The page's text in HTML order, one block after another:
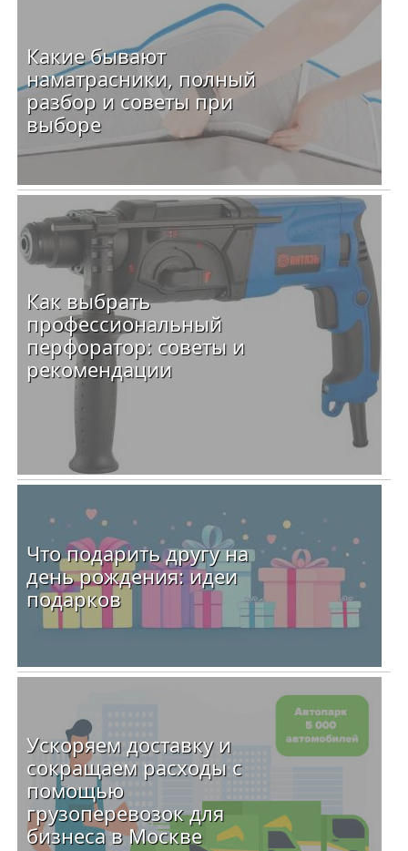
Какие бывают
наматрасники, полный
разбор и советы при
выборе
Как выбрать
профессиональный
перфоратор: советы и
рекомендации
Что подарить другу на
день рождения: идеи
подарков
Ускоряем доставку и
сокращаем расходы с
помощью
грузоперевозок для
бизнеса в Москве